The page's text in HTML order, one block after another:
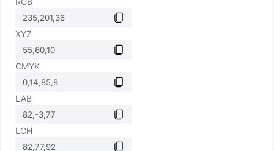
XYZ
CMYK
LAB
LCH